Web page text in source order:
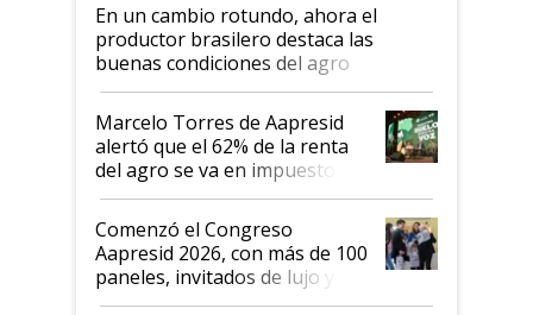
En un cambio rotundo, ahora el
productor brasilero destaca las
buenas condiciones del agro
argentino para invertir: "Los veo
más motivados"
Marcelo Torres de Aapresid
alertó que el 62% de la renta
del agro se va en impuestos:
"No es bueno que en
Argentina se sigan discutiendo
las mismas cosas de hace 50
años"
Comenzó el Congreso
Aapresid 2026, con más de 100
paneles, invitados de lujo y
todas las tendencias